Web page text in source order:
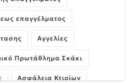
επαγγέλματος
Αγγελίες
Πρωτάθλημα Σκάκι
Ασφάλεια Κτιρίων